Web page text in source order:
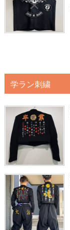
学ラン刺繍